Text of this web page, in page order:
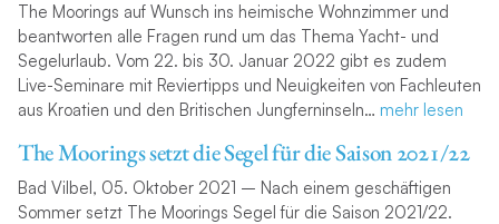
The Moorings auf Wunsch ins heimische Wohnzimmer und
beantworten alle Fragen rund um das Thema Yacht- und
Segelurlaub. Vom 22. bis 30. Januar 2022 gibt es zudem
Live-Seminare mit Reviertipps und Neuigkeiten von Fachleuten
aus Kroatien und den Britischen Jungferninseln… mehr lesen
The Moorings setzt die Segel für die Saison 2021/22
Bad Vilbel, 05. Oktober 2021 – Nach einem geschäftigen
Sommer setzt The Moorings Segel für die Saison 2021/22.